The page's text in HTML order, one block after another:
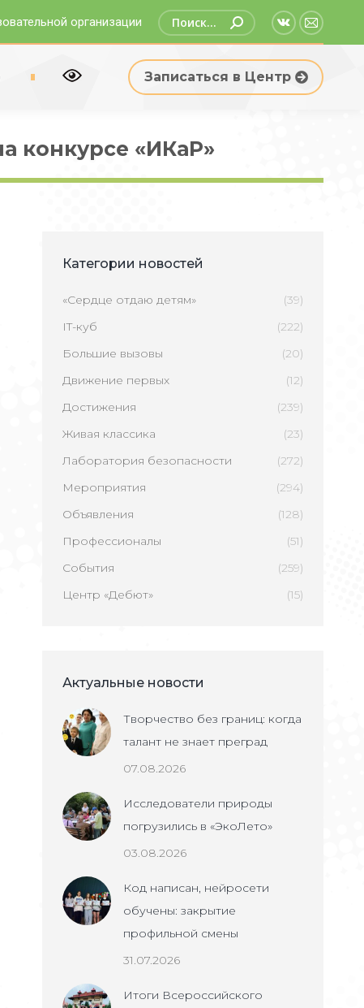
организации Поиск:
Страница
Вконтакте
Email
Записаться в Центр
конкурсе «ИКаР»
Категории новостей
«Сердце отдаю детям»
(39)
IT-куб
(222)
Большие вызовы
(20)
Движение первых
(12)
Достижения
(239)
Живая классика
(23)
Лаборатория безопасности
(272)
Мероприятия
(294)
Объявления
(128)
Профессионалы
(51)
События
(259)
Центр «Дебют»
(15)
Актуальные новости
Творчество без границ: когда
талант не знает преград
07.08.2026
Исследователи природы
погрузились в «ЭкоЛето»
03.08.2026
Код написан, нейросети
обучены: закрытие
профильной смены
31.07.2026
Итоги Всероссийского